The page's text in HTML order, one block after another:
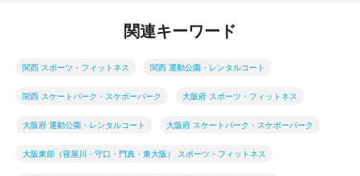
関連キーワード
関西 スポーツ・フィットネス 関西 運動公園・レンタルコート
関西 スケートパーク・スケボーパーク 大阪府 スポーツ・フィットネス
大阪府 運動公園・レンタルコート 大阪府 スケートパーク・スケボーパーク
大阪東部（寝屋川・守口・門真・東大阪） スポーツ・フィットネス